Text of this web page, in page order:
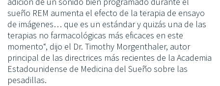
sueño REM aumenta el efecto de la terapia de ensayo
de imágenes… que es un estándar y quizás una de las
terapias no farmacológicas más eficaces en este
momento“, dijo el Dr. Timothy Morgenthaler, autor
principal de las directrices más recientes de la Academia
Estadounidense de Medicina del Sueño sobre las
pesadillas.